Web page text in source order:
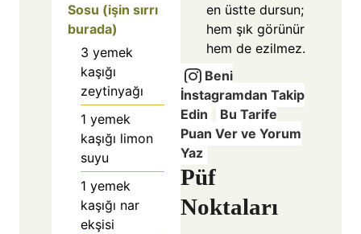
Sosu (işin sırrı
burada)
3 yemek
kaşığı
zeytinyağı
1 yemek
kaşığı limon
suyu
1 yemek
kaşığı nar
ekşisi
en üstte dursun;
hem şık görünür
hem de ezilmez.
Beni
İnstagramdan Takip
Edin
Bu Tarife
Puan Ver ve Yorum
Yaz
Püf
Noktaları